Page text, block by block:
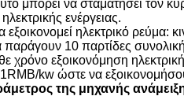
μπορεί να σταματήσει τον
ενέργειας.
εξοικονομεί ηλεκτρικό ρεύμα:
παράγουν 10 παρτίδες
χρόνο εξοικονόμηση
kw ώστε να
της μηχανής